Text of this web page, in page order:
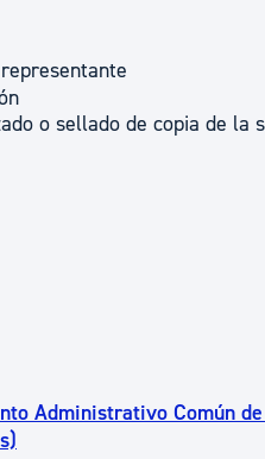
o sellado de copia de la
Administrativo Común